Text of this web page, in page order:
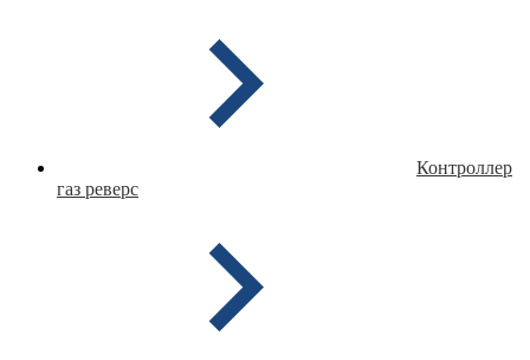
Контроллер
газ реверс